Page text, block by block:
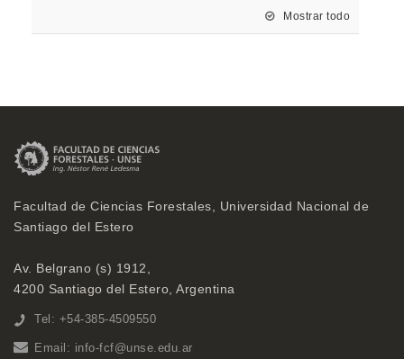
Mostrar todo
Facultad de Ciencias Forestales, Universidad Nacional de
Santiago del Estero
Av. Belgrano (s) 1912,
4200 Santiago del Estero, Argentina
Tel: +54-385-4509550
Email: info-fcf@unse.edu.ar